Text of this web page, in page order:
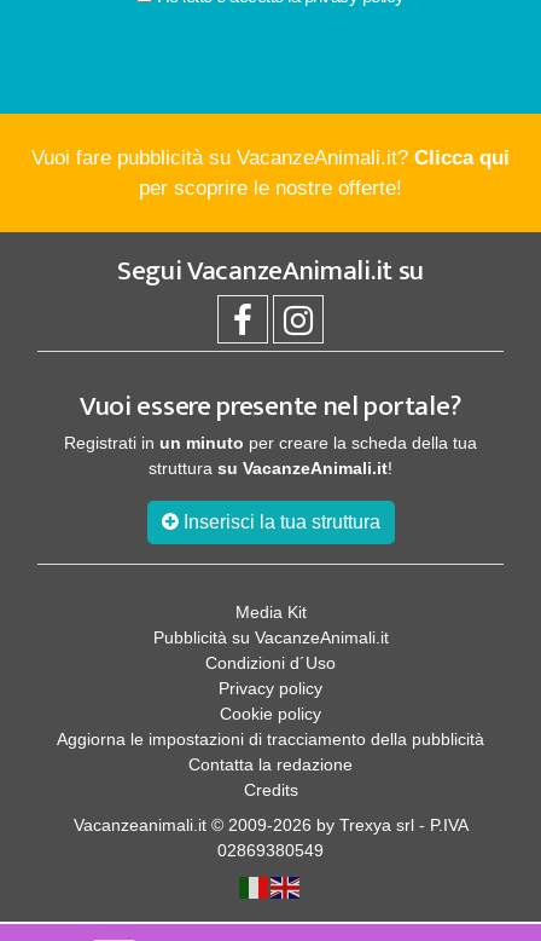
Vuoi fare pubblicità su VacanzeAnimali.it? Clicca qui
per scoprire le nostre offerte!
SeguiVacanzeAnimali.itsu
Vuoi essere presente nel portale?
Registrati in un minuto per creare la scheda della tua
struttura su VacanzeAnimali.it!
Inserisci la tua struttura
Media Kit
Pubblicità su VacanzeAnimali.it
Condizioni d´Uso
Privacy policy
Cookie policy
Aggiorna le impostazioni di tracciamento della pubblicità
Contatta la redazione
Credits
Vacanzeanimali.it © 2009-2026 by Trexya srl - P.IVA
02869380549